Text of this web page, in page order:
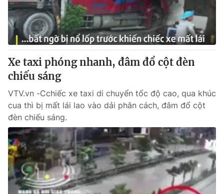
Cơ quan chủ quản:Đài Truyền hình Việt Nam
Cơ quan báo chí:Thời báo VTV
Giấy phép hoạt động báo in và báo điện tử số 483/GP-BTTTT
cấp ngày 29/12/2023
Tổng Biên tập:Vũ Thanh Thủy
Phó Tổng Biên tập:
Nguyễn Thị Mỹ Hạnh, Phạm Quốc Thắng,
Nguyễn Trọng Ninh
Tổng đài VTV:
024.38 355 931 - 024.38 355 932
Ðiện thoại Thời báo VTV:024.66 897 897
Email:
toasoan@vtv.vn
Liên hệ quảng cáo:024-7300.7108
Xe taxi phóng nhanh, đâm đổ cột đèn
chiếu sáng
VTV.vn -Cchiếc xe taxi di chuyển tốc độ cao, qua khúc
cua thì bị mất lái lao vào dải phân cách, đâm đổ cột
đèn chiếu sáng.